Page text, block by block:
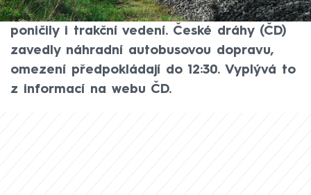
Benešovem zastavily popadané stromy,
poničily i trakční vedení. České dráhy (ČD)
zavedly náhradní autobusovou dopravu,
omezení předpokládají do 12:30. Vyplývá to
z informací na webu ČD.